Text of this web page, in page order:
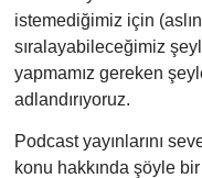
istemediğimiz için
sıralayabileceğimiz
yapmamız gereken
adlandırıyoruz.
Podcast yayınlarını
konu hakkında şöyle